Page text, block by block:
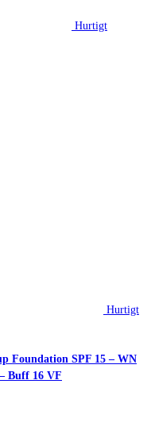
Hurtigt
Hurtigt
Foundation SPF 15 – WN
Buff 16 VF